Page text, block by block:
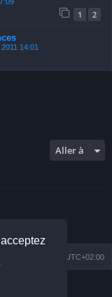
1 2
14:01
Aller à
UTC+02:00
Limited